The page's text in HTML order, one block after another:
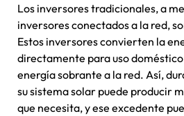
Los inversores tradicionales, a
inversores conectados a la red,
Estos inversores convierten la
directamente para uso
energía sobrante a la red. Así,
su sistema solar puede producir
que necesita, y ese excedente